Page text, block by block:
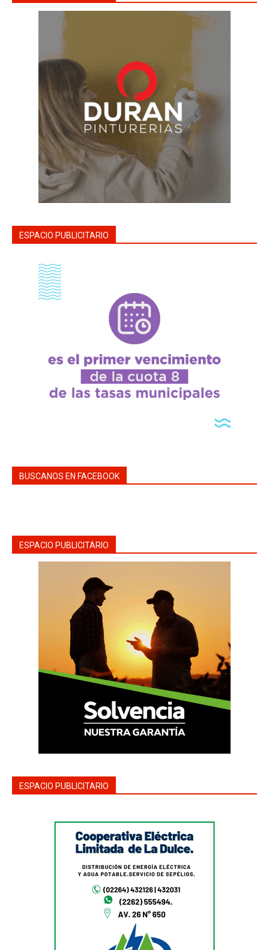
ESPACIO PUBLICITARIO
BUSCANOS EN FACEBOOK
ESPACIO PUBLICITARIO
ESPACIO PUBLICITARIO